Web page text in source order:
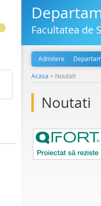
Facultatea de
Admitere
Acasa > Noutati
Noutati